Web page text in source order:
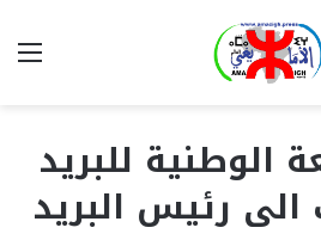
الوطنية للبريد
رئيس البريد